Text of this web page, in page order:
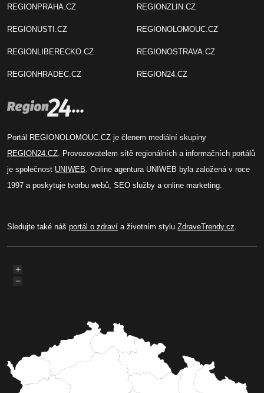
REGIONPRAHA.CZ
REGIONUSTI.CZ
REGIONLIBERECKO.CZ
REGIONHRADEC.CZ
REGIONZLIN.CZ
REGIONOLOMOUC.CZ
REGIONOSTRAVA.CZ
REGION24.CZ
Portál REGIONOLOMOUC.CZ je členem mediální skupiny
REGION24.CZ . Provozovatelem sítě regionálních a informačních portálů
je společnost UNIWEB . Online agentura UNIWEB byla založená v roce
1997 a poskytuje tvorbu webů, SEO služby a online marketing.
Sledujte také náš portál o zdraví a životním stylu ZdraveTrendy.cz
+
−